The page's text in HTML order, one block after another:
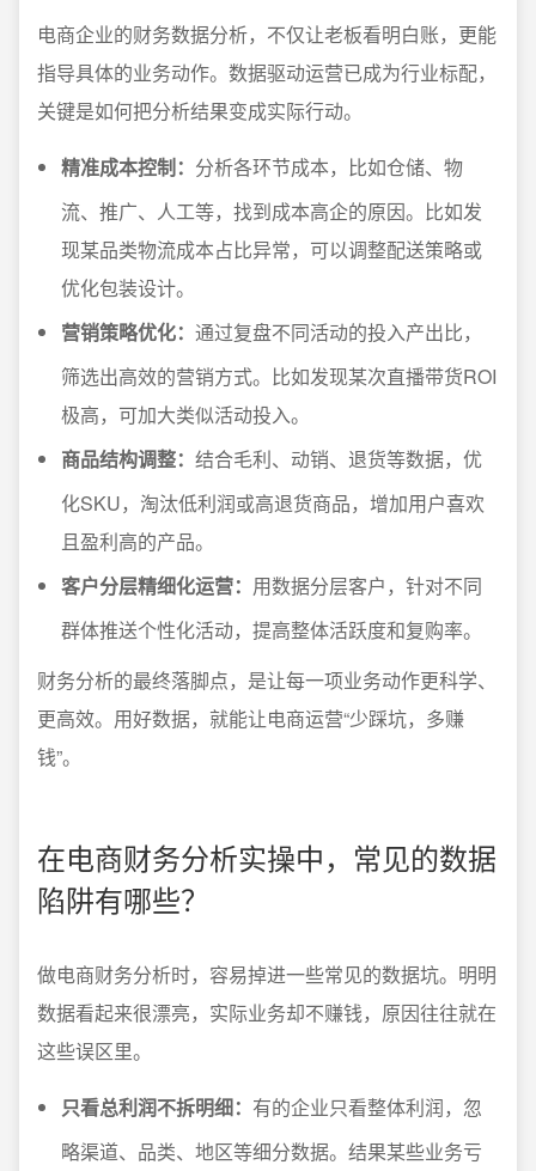
电商企业的财务数据分析，不仅让老板看明白账，更能
指导具体的业务动作。数据驱动运营已成为行业标配，
关键是如何把分析结果变成实际行动。
精准成本控制： 分析各环节成本，比如仓储、物
流、推广、人工等，找到成本高企的原因。比如发
现某品类物流成本占比异常，可以调整配送策略或
优化包装设计。
营销策略优化： 通过复盘不同活动的投入产出比，
筛选出高效的营销方式。比如发现某次直播带货ROI
极高，可加大类似活动投入。
商品结构调整： 结合毛利、动销、退货等数据，优
化SKU，淘汰低利润或高退货商品，增加用户喜欢
且盈利高的产品。
客户分层精细化运营： 用数据分层客户，针对不同
群体推送个性化活动，提高整体活跃度和复购率。
财务分析的最终落脚点，是让每一项业务动作更科学、
更高效。用好数据，就能让电商运营“少踩坑，多赚
钱”。
在电商财务分析实操中，常见的数据
陷阱有哪些？
做电商财务分析时，容易掉进一些常见的数据坑。明明
数据看起来很漂亮，实际业务却不赚钱，原因往往就在
这些误区里。
只看总利润不拆明细： 有的企业只看整体利润，忽
略渠道、品类、地区等细分数据。结果某些业务亏